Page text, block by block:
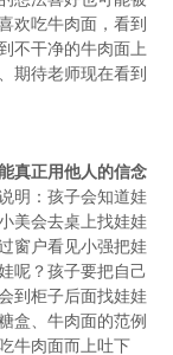
欢吃牛肉面，看到
不干净的牛肉面上
期待老师现在看到
真正用他人的信念
明：孩子会知道娃
美会去桌上找娃娃
窗户看见小强把娃
呢？孩子要把自己
到柜子后面找娃娃
盒、牛肉面的范例
牛肉面而上吐下